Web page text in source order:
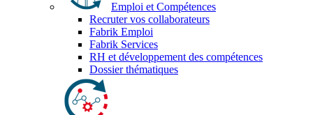
Emploi et Compétences
Recruter vos collaborateurs
Fabrik Emploi
Fabrik Services
RH et développement des compétences
Dossier thématiques